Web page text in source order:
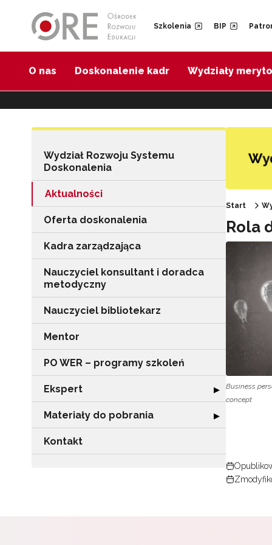
Szkolenia BIP
O nas Doskonalenie kadr Wydziały
Wydział Rozwoju Systemu
Doskonalenia
Aktualności
Oferta doskonalenia
Kadra zarządzająca
Nauczyciel konsultant i doradca
metodyczny
Nauczyciel bibliotekarz
Mentor
PO WER – programy szkoleń
Ekspert Rozwiń sekcję
▶
Materiały do pobrania Rozwiń sekcję
▶
Kontakt
Start
Rola
Business
concept